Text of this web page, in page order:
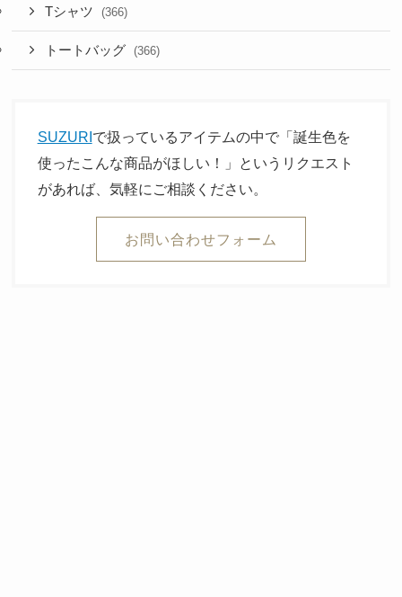
Tシャツ (366)
トートバッグ (366)
SUZURIで扱っているアイテムの中で「誕生色を
使ったこんな商品がほしい！」というリクエスト
があれば、気軽にご相談ください。
お問い合わせフォーム